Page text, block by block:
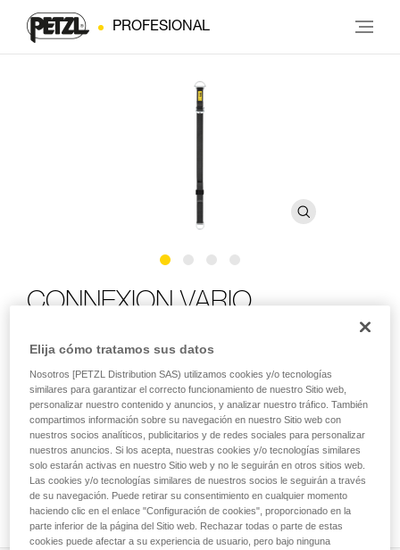
PROFESIONAL
CONNEXION VARIO
Cinta de anclaje regulable
La CONNEXION VARIO es una cinta de anclaje robusta y
regulable equipada con dos puntos de enganche de acero
forjado. Ofrece varias configuraciones para instalar un
anclaje: directamente en un anclaje o alrededor de una
estructura específica. La longitud de la cinta se puede
regular, gracias a la hebilla de regulación. Un sistema
permite guardar la cinta restante. Disponible en dos
longitudes (30 a 200 cm y 200 a 400 cm).
Elija cómo tratamos sus datos
Nosotros [PETZL Distribution SAS) utilizamos cookies y/o tecnologías
similares para garantizar el correcto funcionamiento de nuestro Sitio web,
personalizar nuestro contenido y anuncios, y analizar nuestro tráfico. También
compartimos información sobre su navegación en nuestro Sitio web con
nuestros socios analíticos, publicitarios y de redes sociales para personalizar
nuestros anuncios. Si los acepta, nuestras cookies y/o tecnologías similares
solo estarán activas en nuestro Sitio web y no le seguirán en otros sitios web.
Las cookies y/o tecnologías similares de nuestros socios le seguirán a través
de su navegación. Puede retirar su consentimiento en cualquier momento
haciendo clic en el enlace "Configuración de cookies", proporcionado en la
parte inferior de la página del Sitio web. Rechazar todas o parte de estas
cookies puede afectar a su experiencia de usuario, pero bajo ninguna